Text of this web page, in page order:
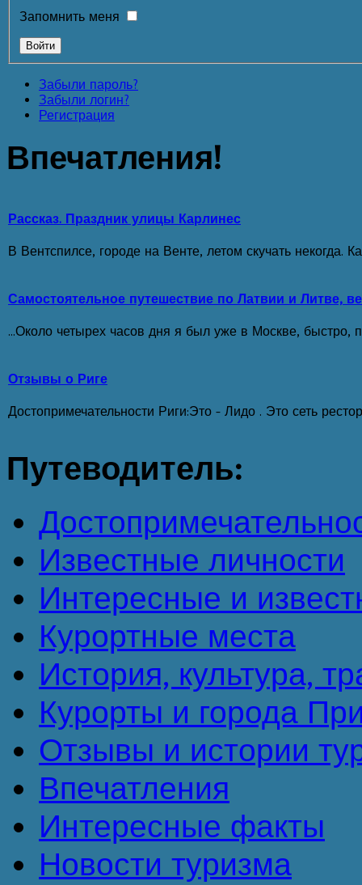
Запомнить меня
Забыли пароль?
Забыли логин?
Регистрация
Впечатления!
Рассказ. Праздник улицы Карлинес
В Вентспилсе, городе на Венте, летом скучать
Самостоятельное путешествие по Латвии и Литве,
...Около четырех часов дня я был уже в Москве, быстро,
Отзывы о Риге
Достопримечательности Риги:Это - Лидо . Это сеть
Путеводитель:
Известные личности
Интересные и
Курортные места
История, культура,
Курорты и города
Отзывы и истории
Впечатления
Интересные факты
Новости туризма